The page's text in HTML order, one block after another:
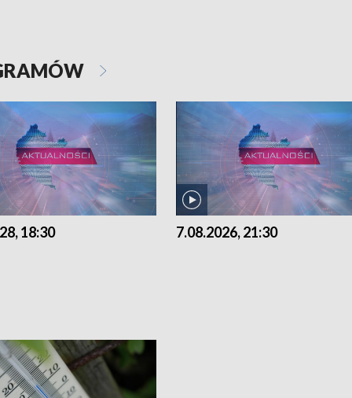
18:30 7.08.2026, 21:30